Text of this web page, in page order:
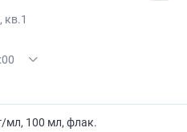
кв.1
мл, 100 мл, флак.